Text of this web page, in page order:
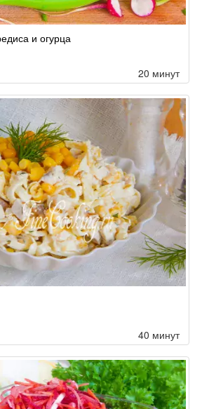
и огурца
20 минут
40 минут